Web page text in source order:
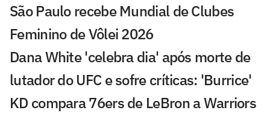
São Paulo recebe Mundial de Clubes
Feminino de Vôlei 2026
Dana White 'celebra dia' após morte de
lutador do UFC e sofre críticas: 'Burrice'
KD compara 76ers de LeBron a Warriors